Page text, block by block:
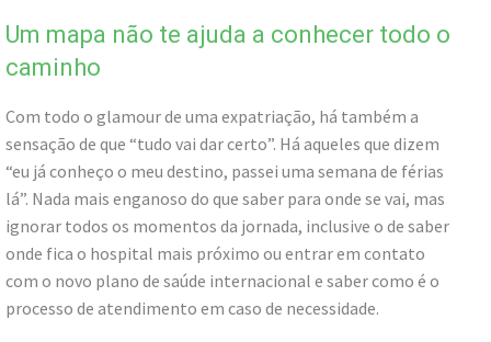
Um mapa não te ajuda a conhecer todo o
caminho
Com todo o glamour de uma expatriação, há também a
sensação de que “tudo vai dar certo”. Há aqueles que dizem
“eu já conheço o meu destino, passei uma semana de férias
lá”. Nada mais enganoso do que saber para onde se vai, mas
ignorar todos os momentos da jornada, inclusive o de saber
onde fica o hospital mais próximo ou entrar em contato
com o novo plano de saúde internacional e saber como é o
processo de atendimento em caso de necessidade.